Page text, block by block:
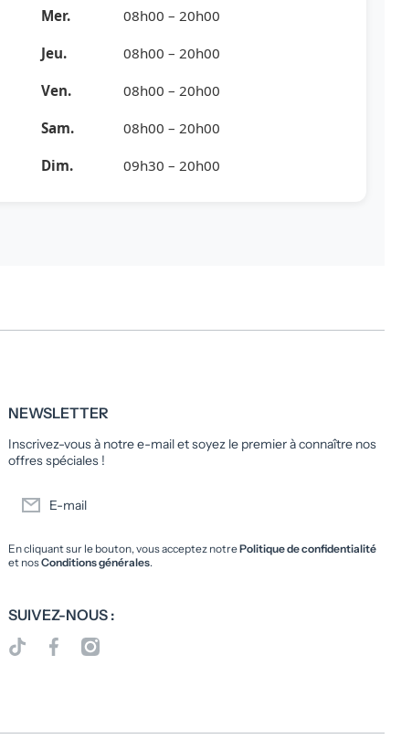
Mer. 08h00 – 20h00
Jeu. 08h00 – 20h00
Ven. 08h00 – 20h00
Sam. 08h00 – 20h00
Dim. 09h30 – 20h00
NEWSLETTER
Inscrivez-vous à notre e-mail et soyez le premier à connaître nos
offres spéciales !
E-mail
En cliquant sur le bouton, vous acceptez notrePolitique de confidentialité
et nosConditions générales.
SUIVEZ-NOUS :
tiktokcom/@librairieoxfordcity
facebookcom/LibrairieOxfordCity
instagramcom/librairieoxfordcity/